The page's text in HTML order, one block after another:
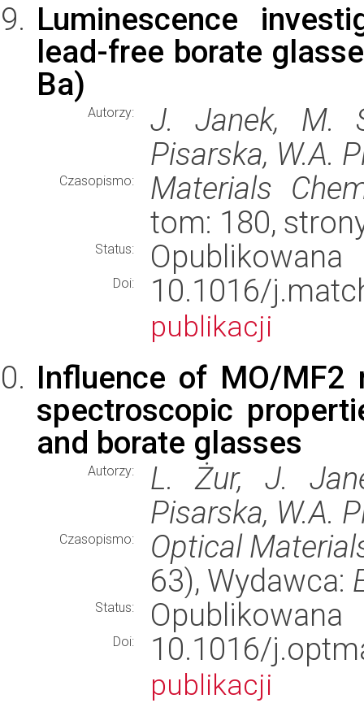
Luminescence
lead-free borate
Ba)
Autorzy:
J. Janek, M.
Pisarska, W.A.
Czasopismo:
Materials
tom: 180,
Status: Opublikowana
Doi: 10.1016/
publikacji
Influence of MO/MF2
spectroscopic
and borate glasses
Autorzy:
L. Żur, J.
Pisarska, W.A.
Czasopismo:
Optical
63), Wydawca:
Status: Opublikowana
Doi: 10.1016/
publikacji